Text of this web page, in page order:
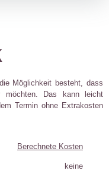
Möglichkeit besteht, dass
möchten. Das kann leicht
Termin ohne Extrakosten
Berechnete Kosten
keine